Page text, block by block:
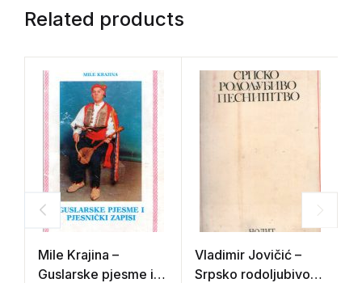
Related products
Mile Krajina –
Guslarske pjesme i
Vladimir Jovičić –
Srpsko rodoljubivo